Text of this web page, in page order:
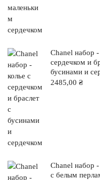
Chanel набор -
сердечком и
бусинами и
2485,00 ₴
Chanel набор -
с белым